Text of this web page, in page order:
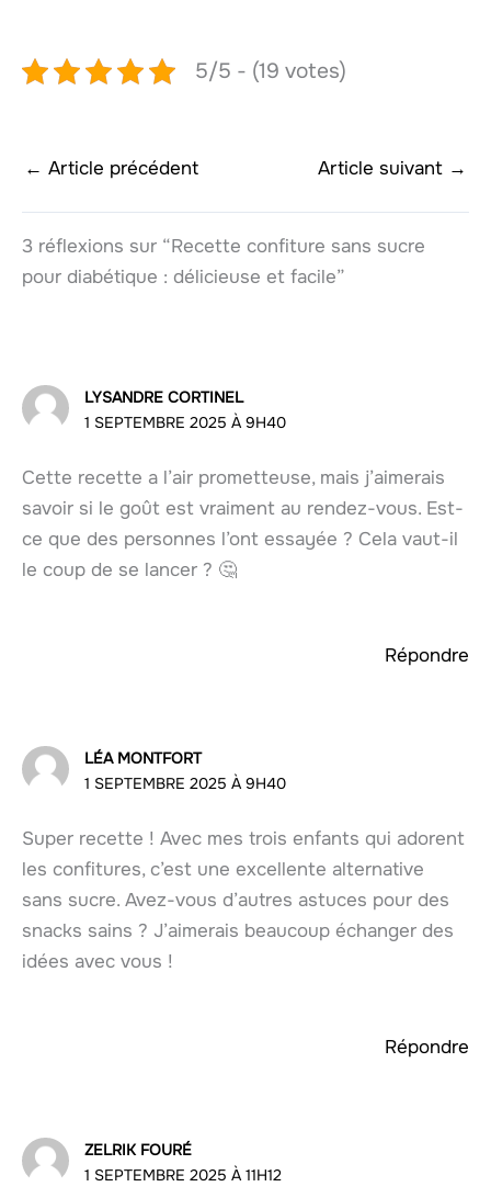
5/5 - (19 votes)
← Article précédent Article suivant →
3 réflexions sur “Recette confiture sans sucre
pour diabétique : délicieuse et facile”
LYSANDRE CORTINEL
1 SEPTEMBRE 2025 À 9H40
Cette recette a l’air prometteuse, mais j’aimerais
savoir si le goût est vraiment au rendez-vous. Est-
ce que des personnes l’ont essayée ? Cela vaut-il
le coup de se lancer ? 🤔
Répondre
LÉA MONTFORT
1 SEPTEMBRE 2025 À 9H40
Super recette ! Avec mes trois enfants qui adorent
les confitures, c’est une excellente alternative
sans sucre. Avez-vous d’autres astuces pour des
snacks sains ? J’aimerais beaucoup échanger des
idées avec vous !
Répondre
ZELRIK FOURÉ
1 SEPTEMBRE 2025 À 11H12